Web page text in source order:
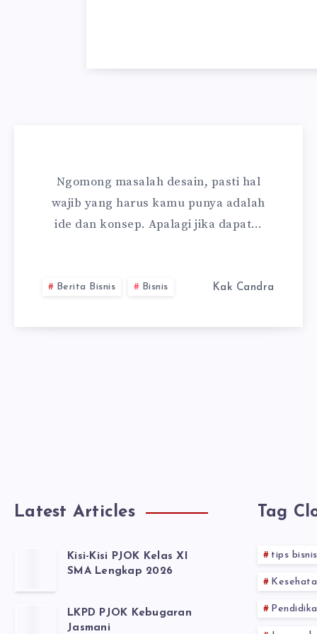
Ngomong masalah desain, pasti hal
wajib yang harus kamu punya adalah
ide dan konsep. Apalagi jika dapat…
Berita Bisnis Bisnis Kak Candra
Latest Articles
Kisi-Kisi PJOK Kelas XI
SMA Lengkap 2026
LKPD PJOK Kebugaran
Jasmani
Tag
tips bisnis